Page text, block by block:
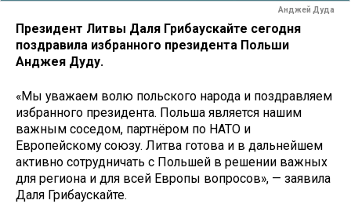
Анджей Дуда
Президент Литвы Даля Грибаускайте сегодня
поздравила избранного президента Польши
Анджея Дуду.
«Мы уважаем волю польского народа и поздравляем
избранного президента. Польша является нашим
важным соседом, партнёром по НАТО и
Европейскому союзу. Литва готова и в дальнейшем
активно сотрудничать с Польшей в решении важных
для региона и для всей Европы вопросов», — заявила
Даля Грибаускайте.